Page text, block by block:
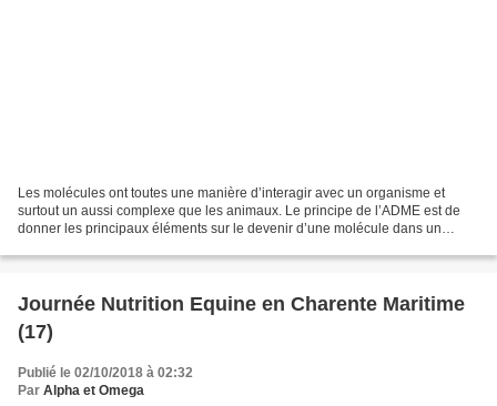
Les molécules ont toutes une manière d’interagir avec un organisme et
surtout un aussi complexe que les animaux. Le principe de l’ADME est de
donner les principaux éléments sur le devenir d’une molécule dans un
Journée Nutrition Equine en Charente Maritime
(17)
Publié le 02/10/2018 à 02:32
Par Alpha et Omega